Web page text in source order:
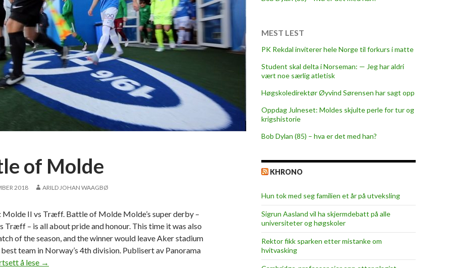
of Molde
2018 ARILD JOHAN WAAGBØ
Molde II vs Træff. Battle of Molde Molde’s super derby –
Træff – is all about pride and honour. This time it was also
of the season, and the winner would leave Aker stadium
team in Norway’s 4th division. Publisert av Panorama
å lese B
→
MEST LEST
PK Rekdal inviterer hele Norge til forkurs i matte
Student skal delta i Norseman: — Jeg har aldri
vært noe særlig atletisk
Høgskoledirektør Øyvind Sørensen har sagt opp
Oppdag Julneset: Moldes skjulte perle for tur og
krigshistorie
Bob Dylan (85) – hva er det med han?
KHRONO
Hun tok med seg familien et år på utveksling
Sigrun Aasland vil ha skjerm­debatt på alle
universiteter og høgskoler
Rektor fikk sparken etter mistanke om
hvitvasking